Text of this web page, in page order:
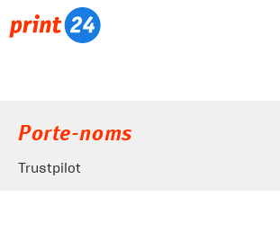
Porte-noms
Trustpilot